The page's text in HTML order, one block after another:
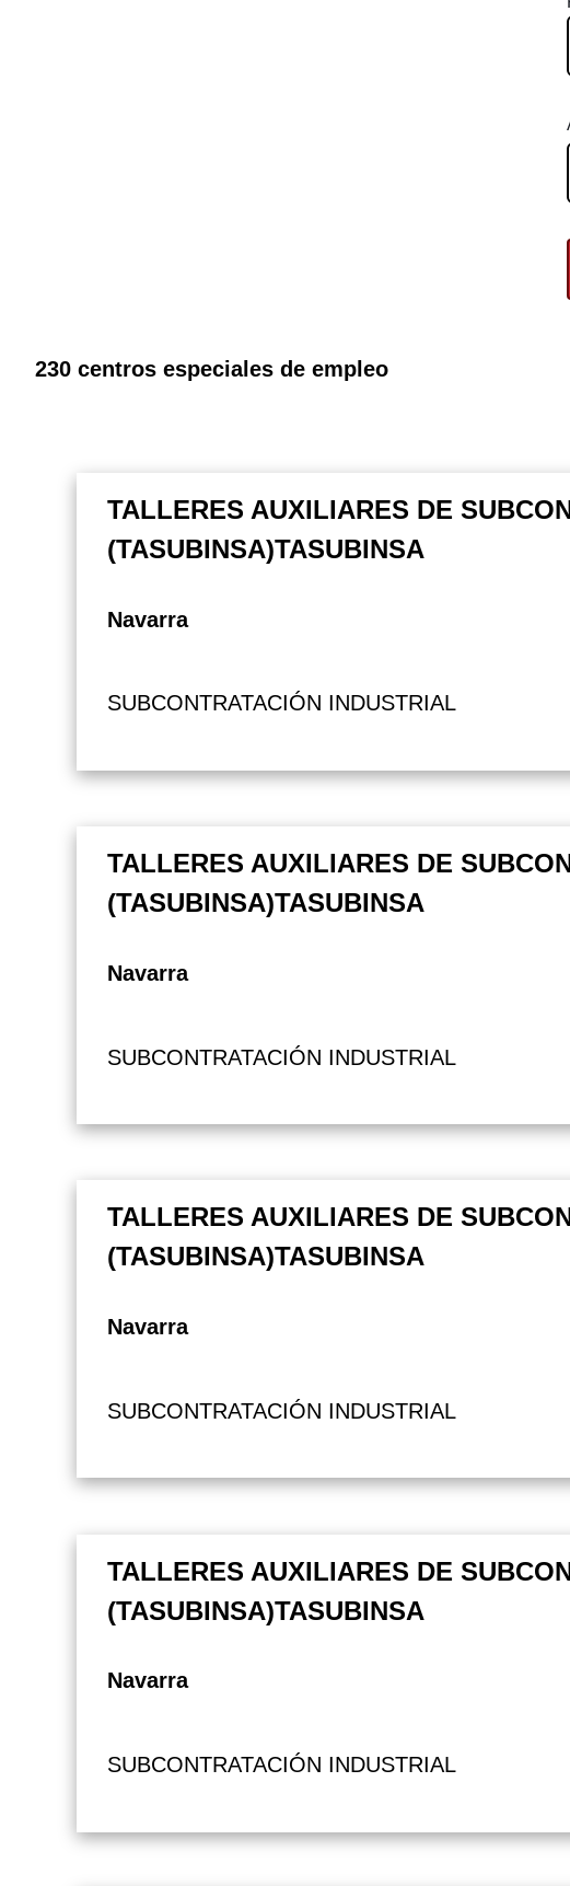
230 centros especiales de empleo
TALLERES AUXILIARES DE
(TASUBINSA)TASUBINSA
Navarra
SUBCONTRATACIÓN INDUSTRIAL
TALLERES AUXILIARES DE
(TASUBINSA)TASUBINSA
Navarra
SUBCONTRATACIÓN INDUSTRIAL
TALLERES AUXILIARES DE
(TASUBINSA)TASUBINSA
Navarra
SUBCONTRATACIÓN INDUSTRIAL
TALLERES AUXILIARES DE
(TASUBINSA)TASUBINSA
Navarra
SUBCONTRATACIÓN INDUSTRIAL